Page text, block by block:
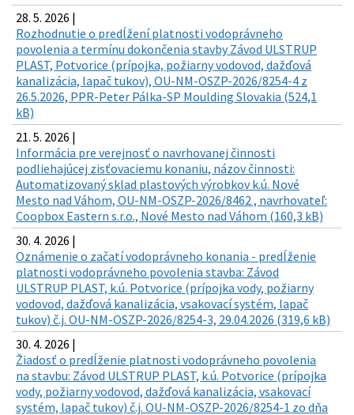
28. 5. 2026 |
Rozhodnutie o predĺžení platnosti vodoprávneho
povolenia a termínu dokončenia stavby Závod ULSTRUP
PLAST, Potvorice (prípojka, požiarny vodovod, dažďová
kanalizácia, lapač tukov), OU-NM-OSZP-2026/8254-4 z
26.5.2026, PPR-Peter Pálka-SP Moulding Slovakia (524,1
kB)
21. 5. 2026 |
Informácia pre verejnosť o navrhovanej činnosti
podliehajúcej zisťovaciemu konaniu, názov činnosti:
Automatizovaný sklad plastových výrobkov k.ú. Nové
Mesto nad Váhom, OU-NM-OSZP-2026/8462 , navrhovateľ:
Coopbox Eastern s.r.o., Nové Mesto nad Váhom (160,3 kB)
30. 4. 2026 |
Oznámenie o začatí vodoprávneho konania - predĺženie
platnosti vodoprávneho povolenia stavba: Závod
ULSTRUP PLAST, k.ú. Potvorice (prípojka vody, požiarny
vodovod, dažďová kanalizácia, vsakovací systém, lapač
tukov) č.j. OU-NM-OSZP-2026/8254-3, 29.04.2026 (319,6 kB)
30. 4. 2026 |
Žiadosť o predĺženie platnosti vodoprávneho povolenia
na stavbu: Závod ULSTRUP PLAST, k.ú. Potvorice (prípojka
vody, požiarny vodovod, dažďová kanalizácia, vsakovací
systém, lapač tukov) č.j. OU-NM-OSZP-2026/8254-1 zo dňa